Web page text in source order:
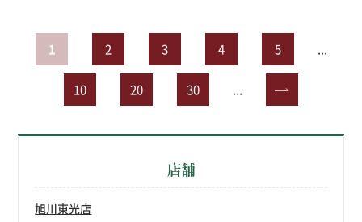
1 2 3 4 5 ...
10 20 30 ... »
店舗
旭川東光店